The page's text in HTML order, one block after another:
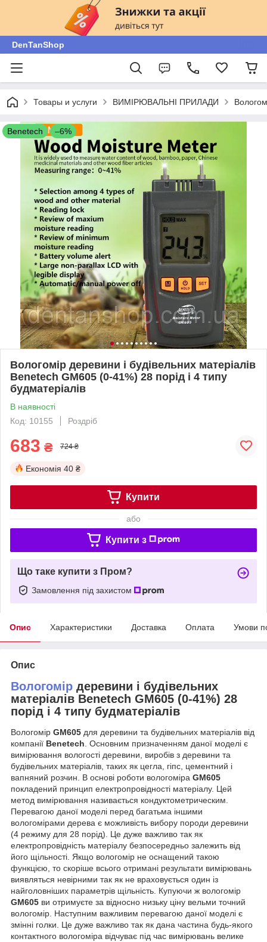
DenTanShop
Товары и услуги ВИМІРЮВАЛЬНІ ПРИЛАДИ
Benetech –6%
Вологомір деревини і будівельних матеріалів
Benetech GM605 (0-41%) 28 порід і 4 типу
будматеріалів
В наявності
Код: 10155
Роздріб
683 ₴ 724 ₴
Економія 40 ₴
Купити
або
Купити з
Що таке купити з Пром?
Замовлення під захистом
Опис Характеристики Доставка Оплата Умови
Опис
Вологомір деревини і будівельних
матеріалів Benetech GM605 (0-41%) 28
порід і 4 типу будматеріалів
Вологомір GM605 для деревини та будівельних матеріалів від
компанії Benetech. Основним призначенням даної моделі є
вимірювання вологості деревини, виробів з деревини та
будівельних матеріалів, таких як цегла, гіпс, цементний і
вапняний розчин. В основі роботи вологоміра GM605
покладений принцип електропровідності матеріалу. Цей
метод вимірювання називається кондуктометрическим.
Перевагою даної моделі перед багатьма іншими
вологомірами дерева є можливість вибору породи деревини
(4 режиму для 28 порід). Це дуже важливо так як
електропровідність матеріалу безпосередньо залежить від
його щільності. Якщо вологомір не оснащений такою
функцією, то скоріше всього отримані результати вимірювань
виявляться невірними так як не враховується один із
найголовніших параметрів щільність. Купуючи ж вологомір
GM605 ви отримуєте за відносно низьку ціну вельми точний
вологомір. Наступним важливим перевагою даної моделі є
змінні голки. Це дуже важливо так як дана частина будь-якого
контактного вологоміра відчуває під час вимірювань велике